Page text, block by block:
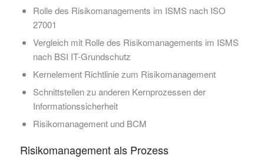
Rolle des Risikomanagements im ISMS nach ISO
27001
Vergleich mit Rolle des Risikomanagements im ISMS
nach BSI IT-Grundschutz
Kernelement Richtlinie zum Risikomanagement
Schnittstellen zu anderen Kernprozessen der
Informationssicherheit
Risikomanagement und BCM
Risikomanagement als Prozess